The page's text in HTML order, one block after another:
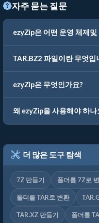
자주 묻는 질문
ezyZip은 어떤 운영 체제
TAR.BZ2 파일이란 무엇입
ezyZip은 무엇인가요?
왜 ezyZip을 사용해야 하나
더 많은 도구 탐색
7Z 만들기 폴더를 7Z로
폴더를 TAR로 변환
TAR.XZ 만들기 폴더를